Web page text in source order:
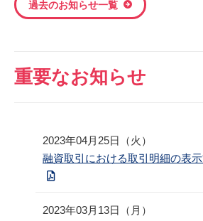
過去のお知らせ一覧
重要なお知らせ
2023年04月25日（火）
融資取引における取引明細の表
2023年03月13日（月）